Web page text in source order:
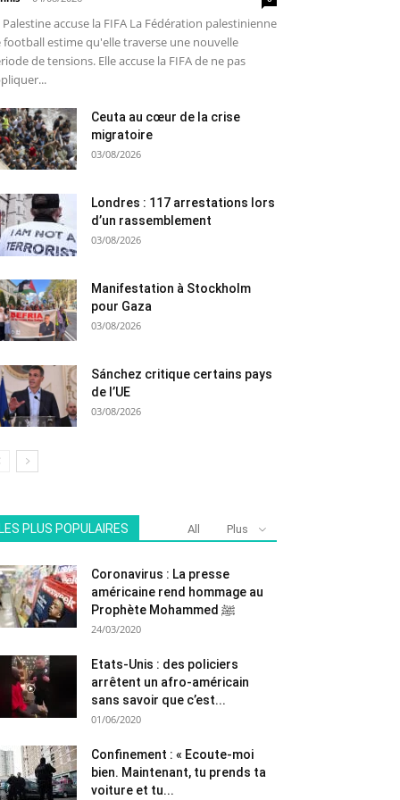
Palestine accuse la FIFA La Fédération palestinienne
football estime qu'elle traverse une nouvelle
de tensions. Elle accuse la FIFA de ne pas
Ceuta au cœur de la crise
migratoire
03/08/2026
Londres : 117 arrestations lors
d’un rassemblement
03/08/2026
Manifestation à Stockholm
pour Gaza
03/08/2026
Sánchez critique certains pays
de l’UE
03/08/2026
LES PLUS POPULAIRES All Plus
Coronavirus : La presse
américaine rend hommage au
Prophète Mohammed ﷺ
24/03/2020
Etats-Unis : des policiers
arrêtent un afro-américain
sans savoir que c’est...
01/06/2020
Confinement : « Ecoute-moi
bien. Maintenant, tu prends ta
voiture et tu...